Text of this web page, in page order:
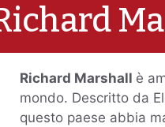
Richard Marshall è
mondo. Descritto da
questo paese abbia